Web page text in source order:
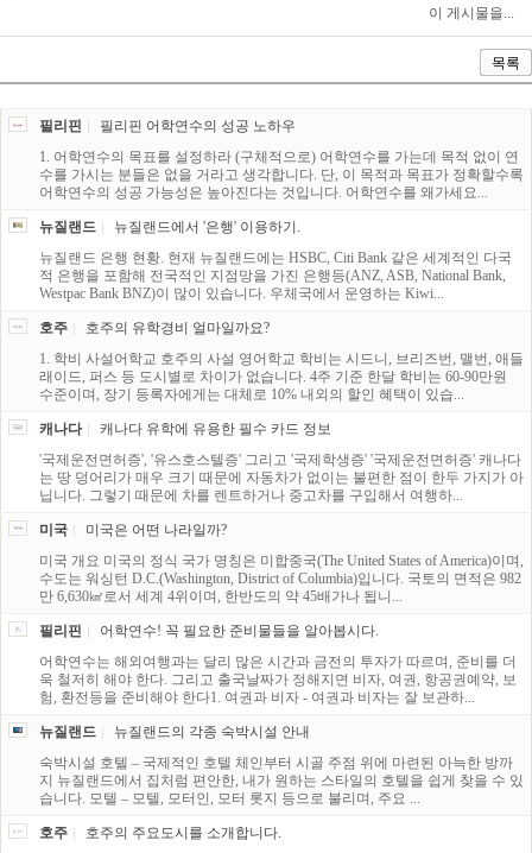
이 게시물을...
목록
필리핀
필리핀 어학연수의 성공 노하우
1. 어학연수의 목표를 설정하라 (구체적으로) 어학연수를 가는데 목적 없이 연
수를 가시는 분들은 없을 거라고 생각합니다. 단, 이 목적과 목표가 정확할수록
어학연수의 성공 가능성은 높아진다는 것입니다. 어학연수를 왜가세요...
뉴질랜드
뉴질랜드에서 '은행' 이용하기.
뉴질랜드 은행 현황. 현재 뉴질랜드에는 HSBC, Citi Bank 같은 세계적인 다국
적 은행을 포함해 전국적인 지점망을 가진 은행등(ANZ, ASB, National Bank,
Westpac Bank BNZ)이 많이 있습니다. 우체국에서 운영하는 Kiwi...
호주
호주의 유학경비 얼마일까요?
1. 학비 사설어학교 호주의 사설 영어학교 학비는 시드니, 브리즈번, 맬번, 애들
래이드, 퍼스 등 도시별로 차이가 없습니다. 4주 기준 한달 학비는 60-90만원
수준이며, 장기 등록자에게는 대체로 10% 내외의 할인 혜택이 있습...
캐나다
캐나다 유학에 유용한 필수 카드 정보
'국제운전면허증', '유스호스텔증' 그리고 '국제학생증' '국제운전면허증' 캐나다
는 땅 덩어리가 매우 크기 때문에 자동차가 없이는 불편한 점이 한두 가지가 아
닙니다. 그렇기 때문에 차를 렌트하거나 중고차를 구입해서 여행하...
미국
미국은 어떤 나라일까?
미국 개요 미국의 정식 국가 명칭은 미합중국(The United States of America)이며,
수도는 워싱턴 D.C.(Washington, District of Columbia)입니다. 국토의 면적은 982
만 6,630㎢로서 세계 4위이며, 한반도의 약 45배가나 됩니...
필리핀
어학연수! 꼭 필요한 준비물들을 알아봅시다.
어학연수는 해외여행과는 달리 많은 시간과 금전의 투자가 따르며, 준비를 더
욱 철저히 해야 한다. 그리고 출국날짜가 정해지면 비자, 여권, 항공권예약, 보
험, 환전등을 준비해야 한다1. 여권과 비자 - 여권과 비자는 잘 보관하...
뉴질랜드
뉴질랜드의 각종 숙박시설 안내
숙박시설 호텔 – 국제적인 호텔 체인부터 시골 주점 위에 마련된 아늑한 방까
지 뉴질랜드에서 집처럼 편안한, 내가 원하는 스타일의 호텔을 쉽게 찾을 수 있
습니다. 모텔 – 모텔, 모터인, 모터 롯지 등으로 불리며, 주요 ...
호주
호주의 주요도시를 소개합니다.